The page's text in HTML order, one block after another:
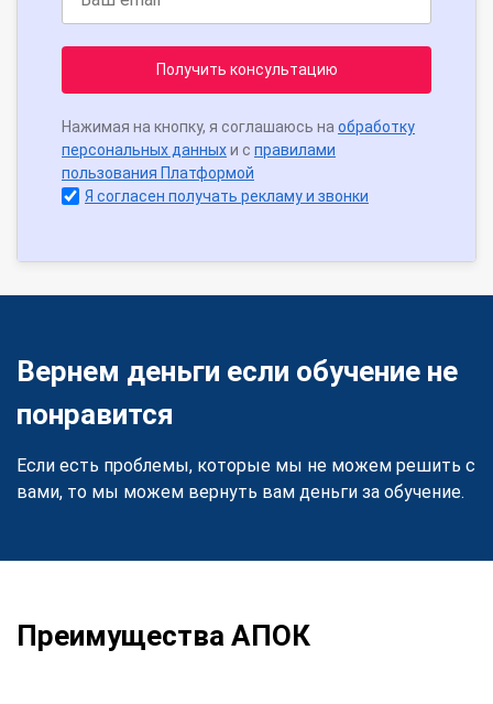
Получить консультацию
Нажимая на кнопку, я соглашаюсь на обработку
персональных данныхи с правилами
пользования Платформой
Я согласен получать рекламу и звонки
Вернем деньги если обучение не
понравится
Если есть проблемы, которые мы не можем решить с
вами, то мы можем вернуть вам деньги за обучение.
Преимущества АПОК